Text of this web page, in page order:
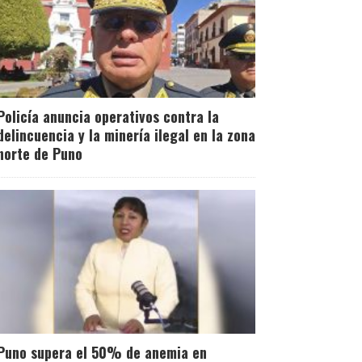
anuncia operativos contra la
y la minería ilegal en la zona
de Puno
supera el 50% de anemia en